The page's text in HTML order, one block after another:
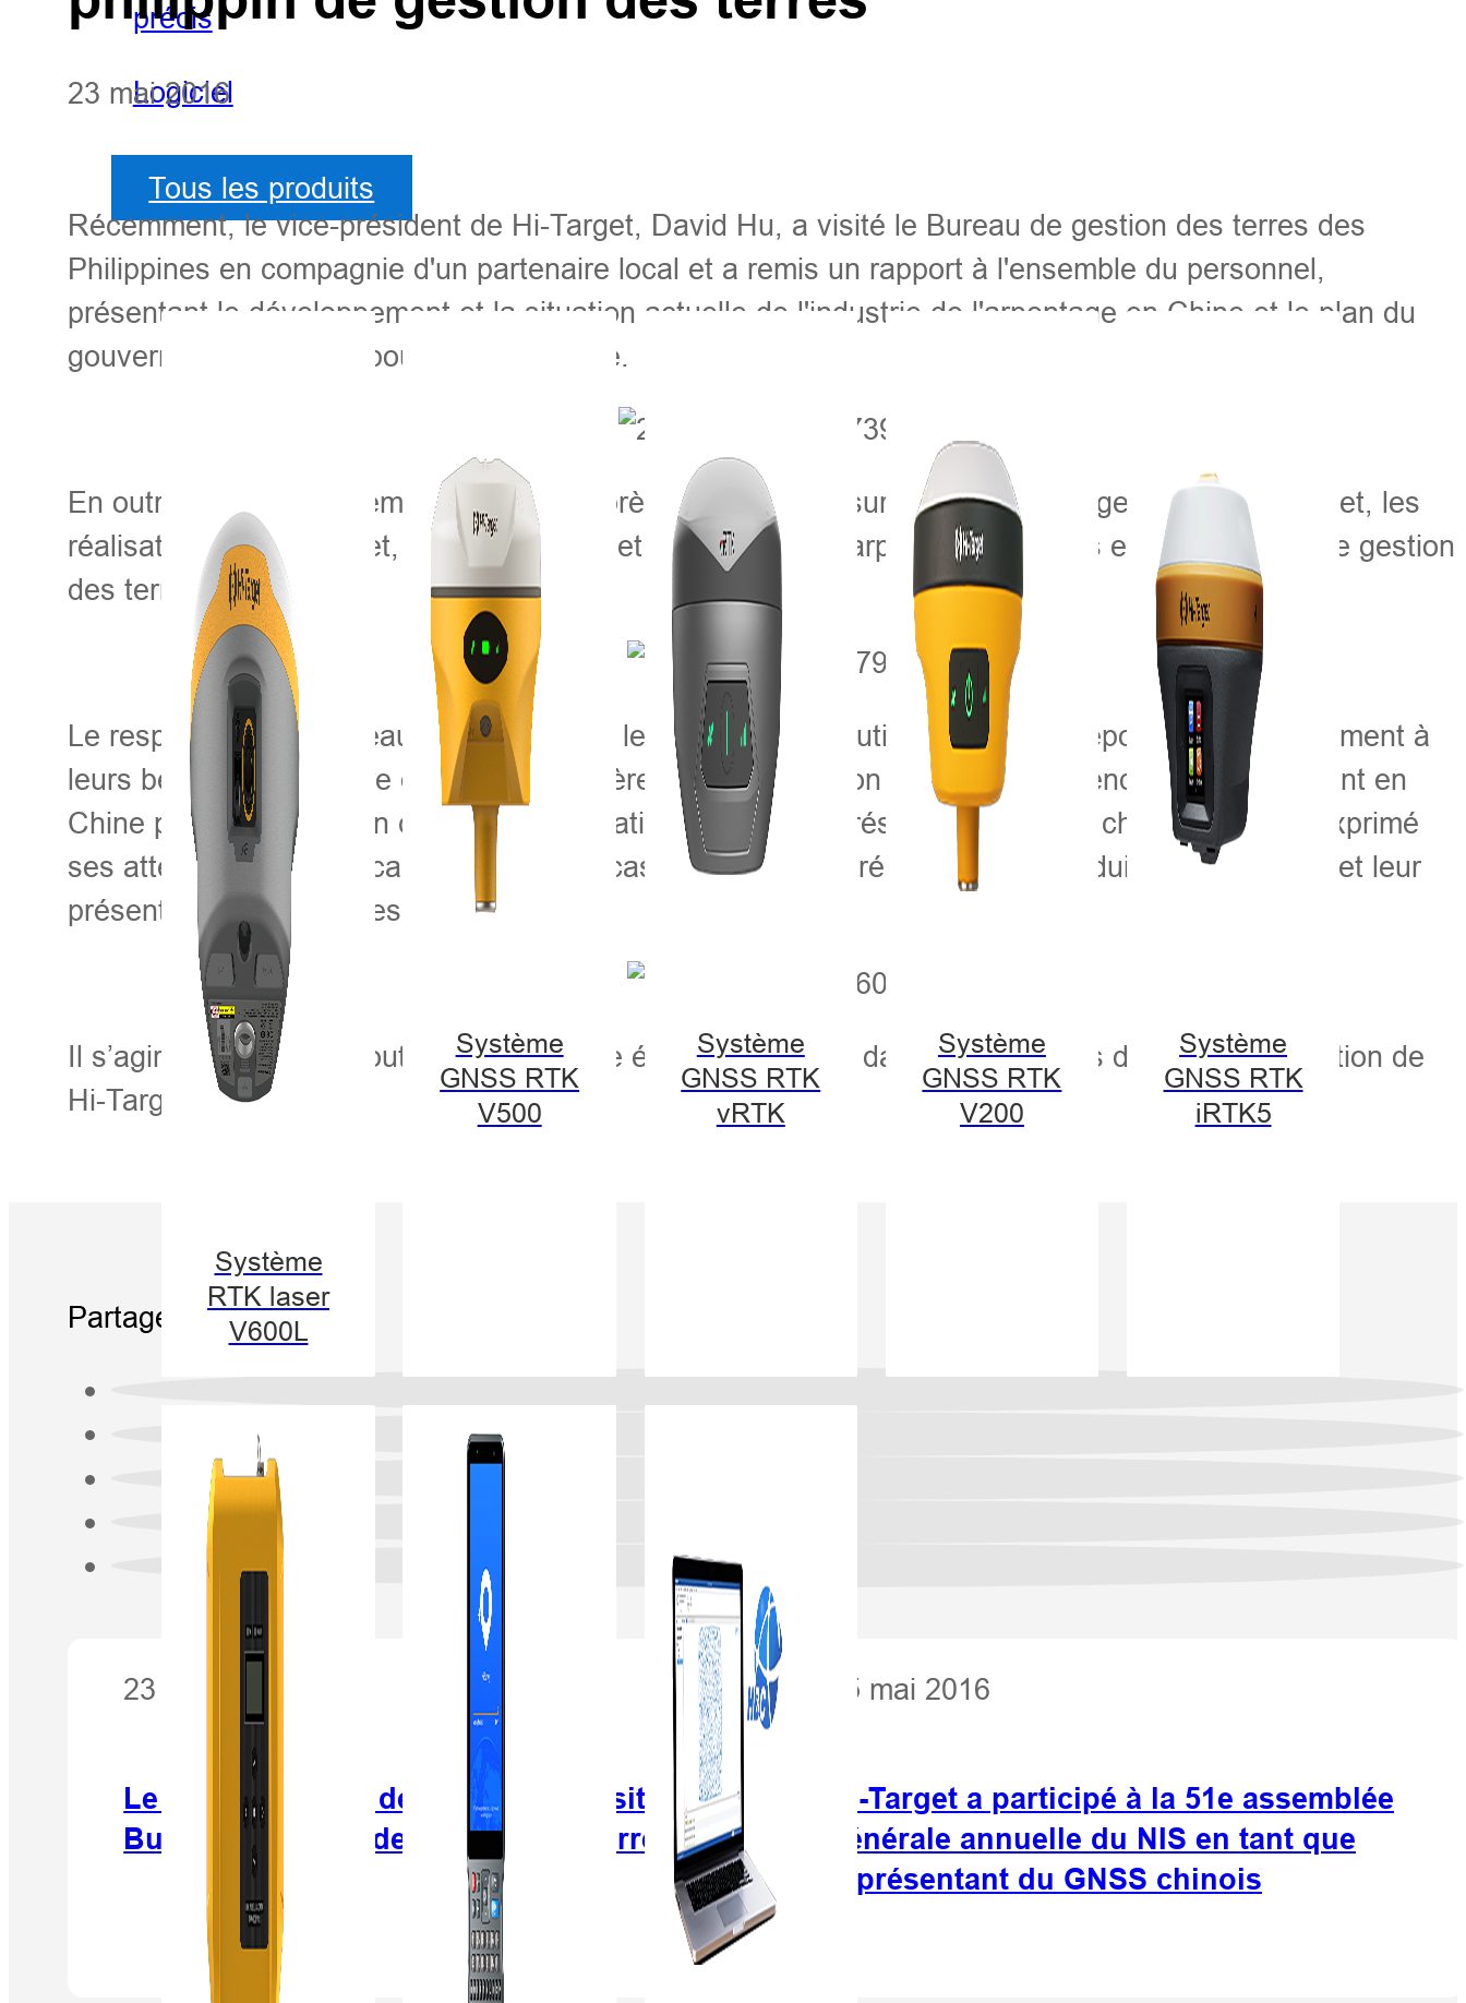
précis
Logiciel
Tous les produits
Système
RTK laser
V600L
Système
GNSS RTK
V500
Système
GNSS RTK
vRTK
Système
GNSS RTK
V200
Système
GNSS RTK
iRTK5
23 mai 2016
Récemment, le vice-président de Hi-Target, David Hu, a visité le Bureau de gestion des terres des
Philippines en compagnie d'un partenaire local et a remis un rapport à l'ensemble du personnel,
présentant le développement et la situation actuelle de l'industrie de l'arpentage en Chine et le plan du
gouvernement chinois pour cette industrie.
En outre, David a également donné une brève introduction sur la structure de gestion de Hi-Target, les
réalisations de Hi-Target, les instruments et technologies d'arpentage avancés et les solutions de gestion
des terres.
Le responsable du bureau a souligné que les produits et solutions Hi-Target répondaient parfaitement à
leurs besoins en matière de gestion foncière et a exprimé son souhait de se rendre prochainement en
Chine pour discuter d'un cadre de coopération. Hi-Target a réservé un accueil chaleureux et a exprimé
ses attentes à cette occasion. À cette occasion, Hi-Target présentera ses produits aux visiteurs et leur
présentera des exemples de réussite.
Il s’agira sans aucun doute d’une nouvelle étape importante dans le processus d’internationalisation de
Hi-Target.
Partager:
23 mai 2016
Le vice-président de Hi-Target a visité le
Bureau philippin de gestion des terres
25 mai 2016
Hi-Target a participé à la 51e assemblée
générale annuelle du NIS en tant que
représentant du GNSS chinois